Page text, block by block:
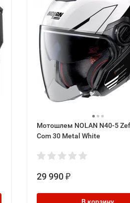
Мотошлем NOLAN N40-5
Com 30 Metal White
29 990 ₽
В корзину